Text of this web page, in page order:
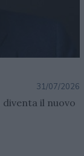
31/07/2026
il nuovo